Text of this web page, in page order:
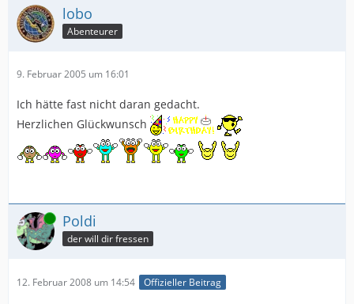
lobo
Abenteurer
9. Februar 2005 um 16:01
Ich hätte fast nicht daran gedacht.
Herzlichen Glückwunsch
Online Poldi
der will dir fressen
12. Februar 2008 um 14:54 Offizieller Beitrag